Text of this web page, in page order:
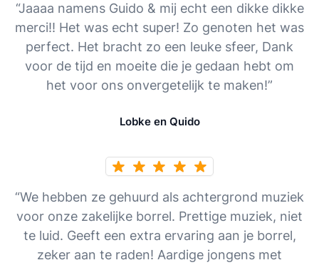
“Jaaaa namens Guido & mij echt een dikke dikke
merci!! Het was echt super! Zo genoten het was
perfect. Het bracht zo een leuke sfeer, Dank
voor de tijd en moeite die je gedaan hebt om
het voor ons onvergetelijk te maken!”
Lobke en Quido
“We hebben ze gehuurd als achtergrond muziek
voor onze zakelijke borrel. Prettige muziek, niet
te luid. Geeft een extra ervaring aan je borrel,
zeker aan te raden! Aardige jongens met